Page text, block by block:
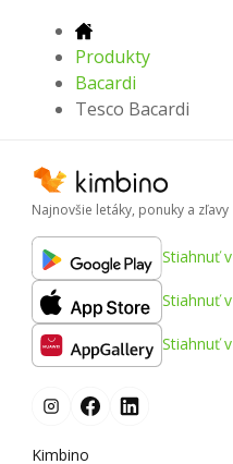
Produkty
Bacardi
Tesco Bacardi
Najnovšie letáky, ponuky a zľavy
Stiahnuť v
Stiahnuť v
Stiahnuť v
Kimbino